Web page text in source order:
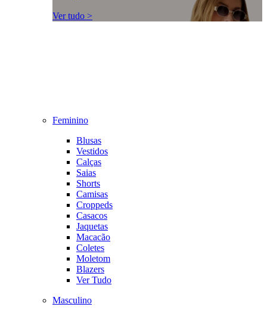
Ver tudo >
Feminino
Blusas
Vestidos
Calças
Saias
Shorts
Camisas
Croppeds
Casacos
Jaquetas
Macacão
Coletes
Moletom
Blazers
Ver Tudo
Masculino